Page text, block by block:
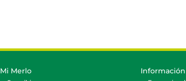
Mi Merlo